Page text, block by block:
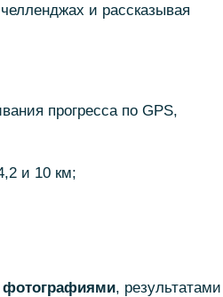
и рассказывая
прогресса по GPS,
и 10 км;
фотографиями, результатами